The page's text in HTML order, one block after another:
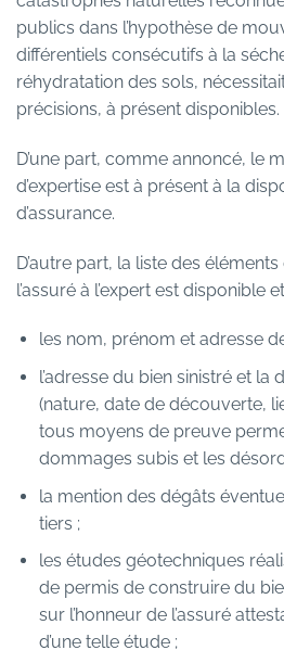
publics dans l’hypothèse de
différentiels consécutifs à la
réhydratation des sols,
précisions, à présent disponibles.
D’une part, comme annoncé, le
d’expertise est à présent à la
d’assurance.
D’autre part, la liste des
l’assuré à l’expert est disponible
les nom, prénom et adresse
l’adresse du bien sinistré et la
(nature, date de découverte,
tous moyens de preuve
dommages subis et les
la mention des dégâts
tiers ;
les études géotechniques
de permis de construire du
sur l’honneur de l’assuré
d’une telle étude ;